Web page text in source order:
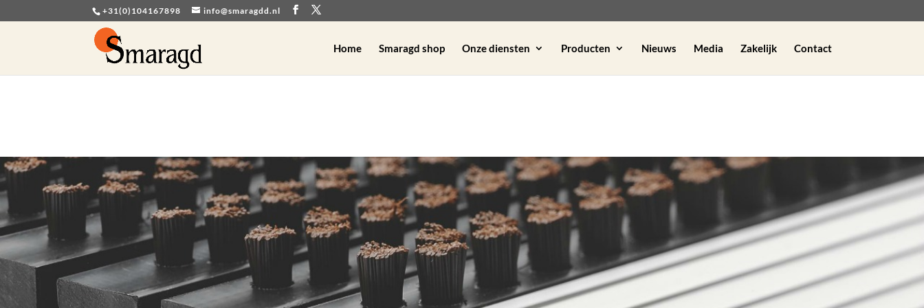
+31(0)104167898 info@smaragdd.nl
Home Smaragd shop Onze diensten Producten Nieuws Media Zakelijk Contact